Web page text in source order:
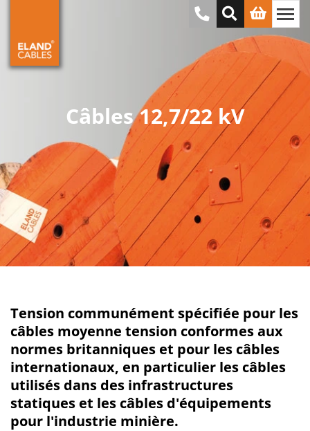
Câbles 12,7/22 kV
Tension communément spécifiée pour les
câbles moyenne tension conformes aux
normes britanniques et pour les câbles
internationaux, en particulier les câbles
utilisés dans des infrastructures
statiques et les câbles d'équipements
pour l'industrie minière.